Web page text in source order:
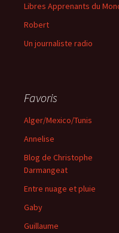
Libres Apprenants du
Robert
Un journaliste radio
Favoris
Alger/Mexico/Tunis
Annelise
Blog de Christophe
Darmangeat
Entre nuage et pluie
Gaby
Guillaume